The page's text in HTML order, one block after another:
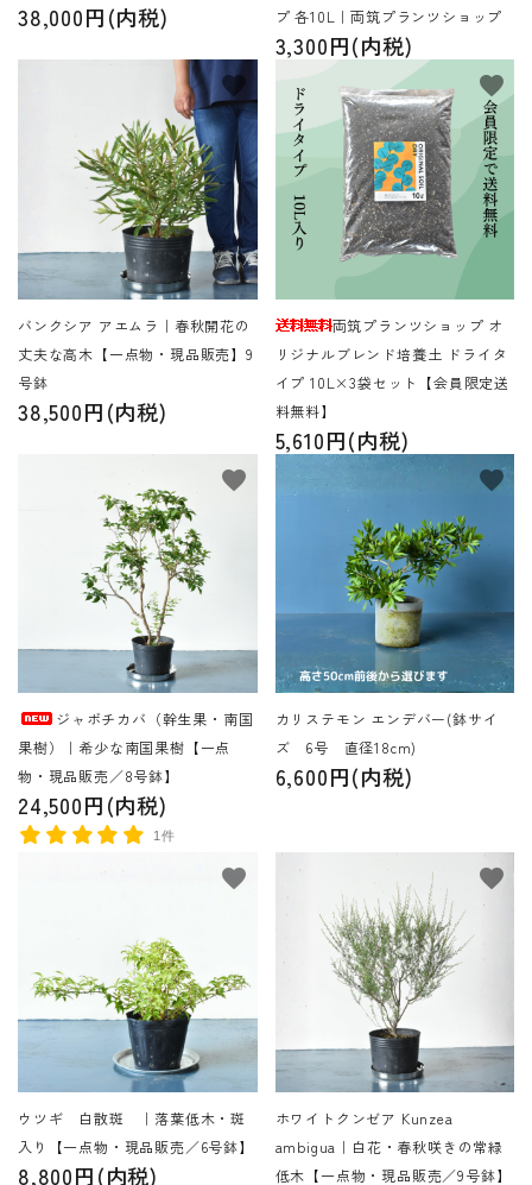
38,000円(内税)
プ 各10L｜両筑プランツショップ
3,300円(内税)
バンクシア アエムラ｜春秋開花の
丈夫な高木【一点物・現品販売】9
号鉢
38,500円(内税)
favorite
両筑プランツショップ オ
リジナルブレンド培養土 ドライタ
イプ 10L×3袋セット【会員限定送
料無料】
5,610円(内税)
favorite
ジャボチカバ（幹生果・南国
果樹）｜希少な南国果樹【一点
物・現品販売／8号鉢】
24,500円(内税)
1件
favorite
カリステモン エンデバー(鉢サイ
ズ 6号 直径18cm)
6,600円(内税)
favorite
ウツギ 白散斑 ｜落葉低木・斑
入り【一点物・現品販売／6号鉢】
8,800円(内税)
favorite
ホワイトクンゼア Kunzea
ambigua｜白花・春秋咲きの常緑
低木【一点物・現品販売／9号鉢】
favorite